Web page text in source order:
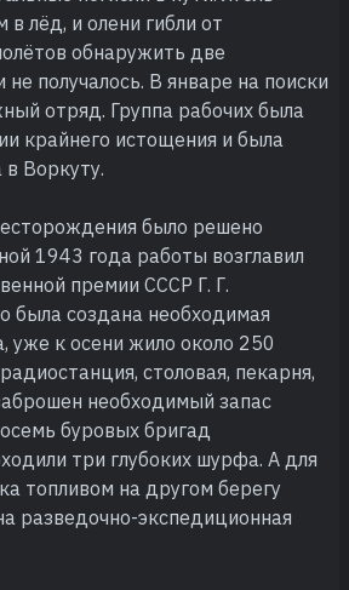
лёд, и олени гибли от
обнаружить две
получалось. В январе на поиски
отряд. Группа рабочих была
крайнего истощения и была
Воркуту.
было решено
1943 года работы возглавил
премии СССР Г. Г.
была создана необходимая
уже к осени жило около 250
столовая, пекарня,
необходимый запас
буровых бригад
три глубоких шурфа. А для
топливом на другом берегу
разведочно-экспедиционная